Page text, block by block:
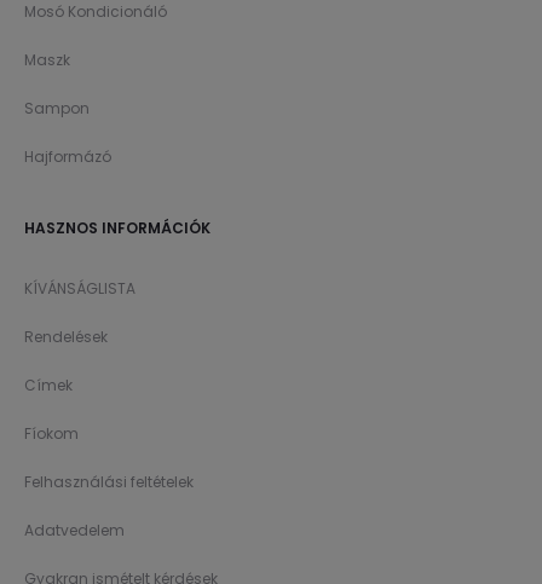
Mosó Kondicionáló
Maszk
Sampon
Hajformázó
HASZNOS INFORMÁCIÓK
KÍVÁNSÁGLISTA
Rendelések
Címek
Fíokom
Felhasználási feltételek
Adatvedelem
Gyakran ismételt kérdések